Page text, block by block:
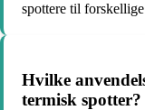
spottere til
Hvilke
termisk spotter?